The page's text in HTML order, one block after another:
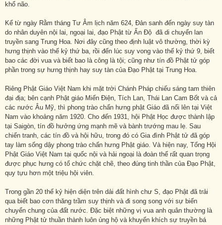
khổ não.
Kể từ ngày Rằm tháng Tư Âm lịch năm 624, Đản sanh đến ngày suy tàn
do nhân duyên nội lai, ngoại lai, đạo Phật từ Ấn Độ đã di chuyển lan
truyền sang Trung Hoa. Nơi đây cũng theo định luật vô thường, thời kỳ
hưng thịnh vào thế kỷ thứ ba, rồi đến lúc suy vong vào thế kỷ thứ 9, biết
bao các đời vua và biết bao là công là tội; cũng như tín đồ Phật tử góp
phần trong sự hưng thịnh hay suy tàn của Đạo Phật tại Trung Hoa.
Riêng Phật Giáo Việt Nam khi mặt trời Chánh Pháp chiếu sáng tam thiên
đại địa; bên cạnh Phật giáo Miến Điện, Tích Lan, Thái Lan Cam Bốt và cả
các nước Âu Mỹ, thì phong trào chấn hưng phật Giáo đã nổi lên tại Việt
Nam vào khoảng năm 1920. Cho đến 1931, hội Phật Học được thành lập
tại Saigòn, tín đồ hưởng ứng mạnh mẽ và bành trướng mau lẹ. Sau
chiến tranh, các tín đồ và hội hữu, trong đó có Gia đình Phật tử đã góp
tay làm sống dậy phong trào chấn hưng Phật giáo. Và hiện nay, Tổng Hội
Phật Giáo Việt Nam tại quốc nội và hải ngoại là đoàn thể rất quan trọng
được phục hưng có tổ chức chặt chẽ, theo đúng tinh thần của Đạo Phật,
quy tựu hơn một triệu hội viên.
Trong gần 20 thế kỷ hiện diện trên dải đất hình chư S, đạo Phật đã trải
qua biết bao cơn thăng trầm suy thịnh và đi song song với sự biến
chuyển chung của đất nước. Đặc biệt những vị vua anh quân thường là
những Phật tử thuần thành luôn ủng hộ và khuyến khích sự truyền bá